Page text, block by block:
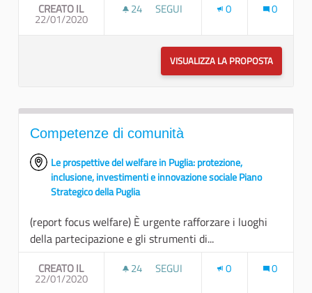
CREATO IL
22/01/2020
24 24 SOSTENITORI
SEGUI 0 0
VISUALIZZA LA PROPOSTA
Competenze di comunità
Le prospettive del welfare in Puglia: protezione,
inclusione, investimenti e innovazione sociale Piano
Strategico della Puglia
(report focus welfare) È urgente rafforzare i luoghi
della partecipazione e gli strumenti di...
CREATO IL
22/01/2020
24 24 SOSTENITORI
SEGUI 0 0